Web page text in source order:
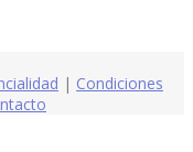
| Condiciones